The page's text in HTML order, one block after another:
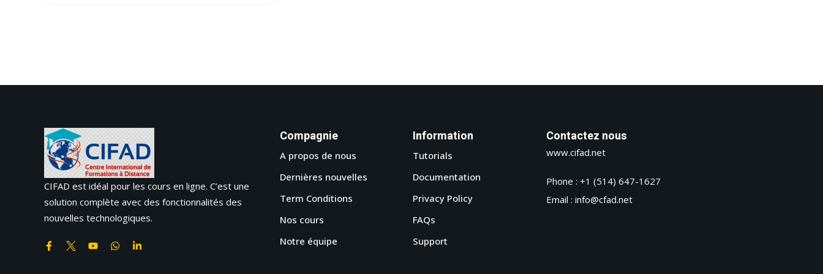
CIFAD est idéal pour les cours en ligne. C’est une
solution complète avec des fonctionnalités des
nouvelles technologiques.
Compagnie
A propos de nous
Dernières nouvelles
Term Conditions
Nos cours
Notre équipe
Information
Tutorials
Documentation
Privacy Policy
FAQs
Support
Contactez nous
www.cifad.net
Phone : +1 (514) 647-1627
Email : info@cfad.net